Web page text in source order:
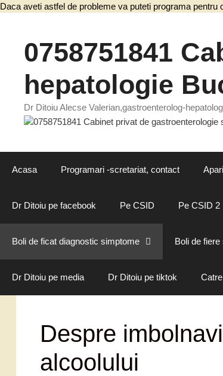
Daca aveti astfel de probleme va puteti programa
0758751841
hepatologie
Dr Ditoiu Alecse Valerian,gastroenterolog-
Acasa Programari -scretariat, contact
Dr Ditoiu pe facebook Pe CSID Pe CSID 2
Boli de ficat diagnostic simptome Boli de
Dr Ditoiu pe media Dr Ditoiu pe tiktok
Despre
alcoolului